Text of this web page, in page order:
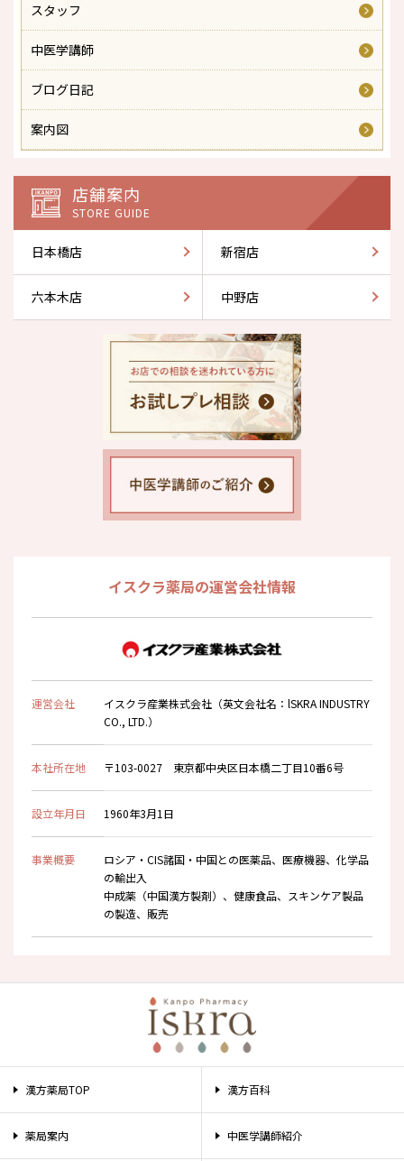
スタッフ
中医学講師
ブログ日記
案内図
店舗案内
STORE GUIDE
日本橋店 新宿店
六本木店 中野店
イスクラ薬局の運営会社情報
運営会社
イスクラ産業株式会社（英文会社名：lSKRA INDUSTRY
CO., LTD.）
本社所在地 〒103-0027 東京都中央区日本橋二丁目10番6号
設立年月日 1960年3月1日
事業概要
ロシア・CIS諸国・中国との医薬品、医療機器、化学品
の輸出入
中成薬（中国漢方製剤）、健康食品、スキンケア製品
の製造、販売
漢方薬局TOP 漢方百科
薬局案内 中医学講師紹介